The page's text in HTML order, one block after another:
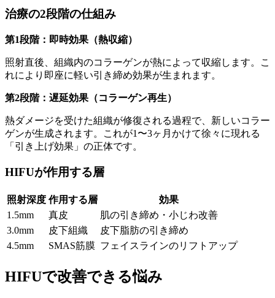
治療の2段階の仕組み
第1段階：即時効果（熱収縮）
照射直後、組織内のコラーゲンが熱によって収縮します。こ
れにより即座に軽い引き締め効果が生まれます。
第2段階：遅延効果（コラーゲン再生）
熱ダメージを受けた組織が修復される過程で、新しいコラー
ゲンが生成されます。これが1〜3ヶ月かけて徐々に現れる
「引き上げ効果」の正体です。
HIFUが作用する層
照射深度 作用する層
効果
1.5mm
真皮
肌の引き締め・小じわ改善
3.0mm
皮下組織
皮下脂肪の引き締め
4.5mm
SMAS筋膜 フェイスラインのリフトアップ
HIFUで改善できる悩み